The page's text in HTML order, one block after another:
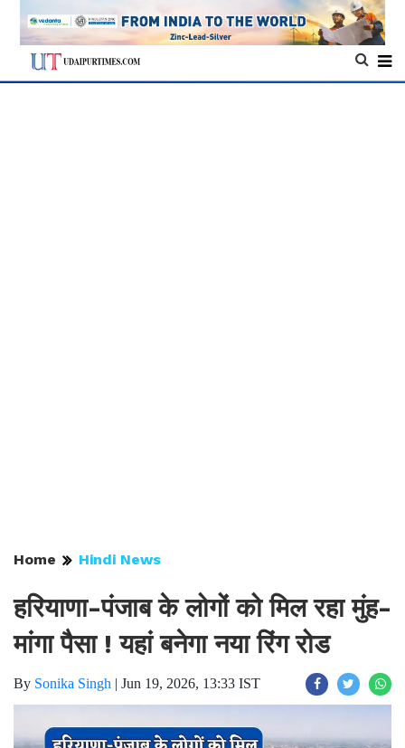
Home Hindi News
हरियाणा-पंजाब के लोगों को मिल रहा मुंह-
मांगा पैसा ! यहां बनेगा नया रिंग रोड
By Sonika Singh | Jun 19, 2026, 13:33 IST